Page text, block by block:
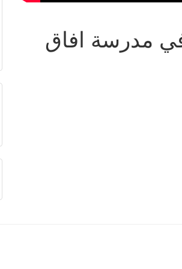
مدرسة افاق